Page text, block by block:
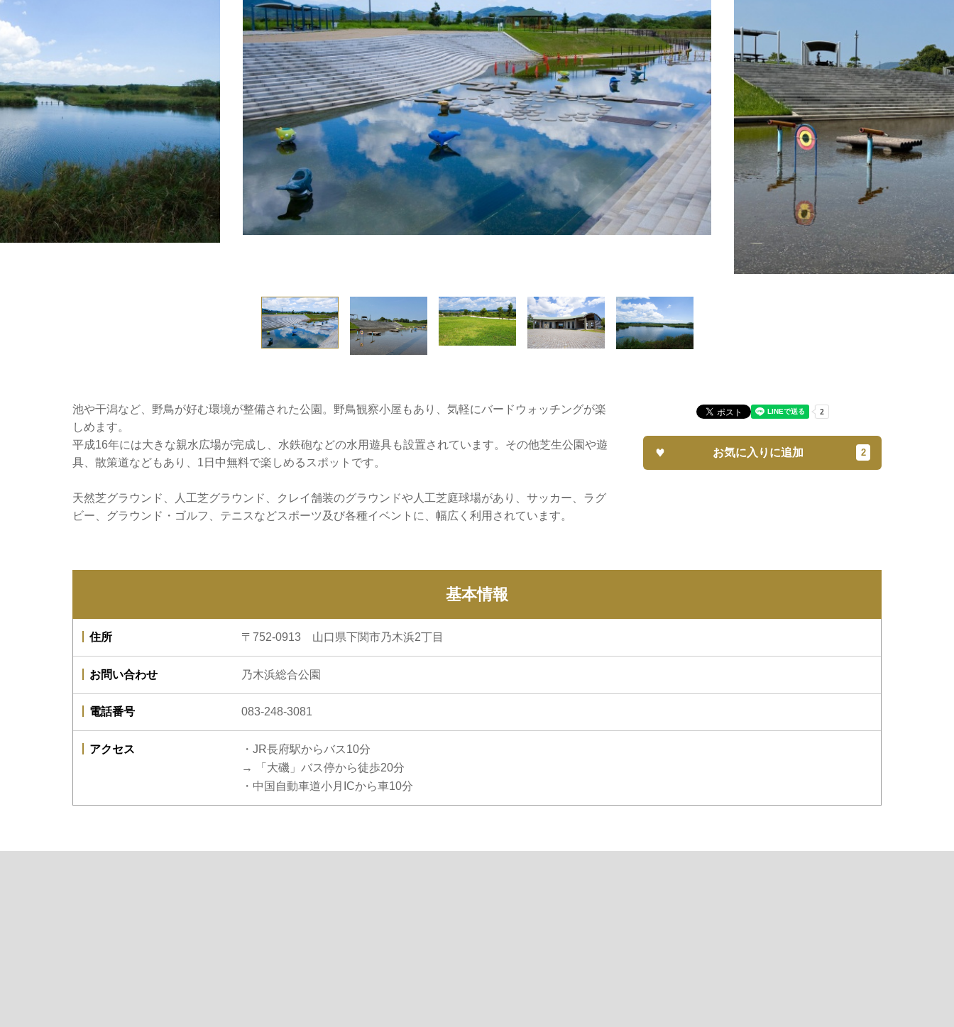
池や干潟など、野鳥が好む環境が整備された公園。野鳥観察小屋もあり、気軽にバードウォッチングが楽
しめます。
平成16年には大きな親水広場が完成し、水鉄砲などの水用遊具も設置されています。その他芝生公園や遊
具、散策道などもあり、1日中無料で楽しめるスポットです。
天然芝グラウンド、人工芝グラウンド、クレイ舗装のグラウンドや人工芝庭球場があり、サッカー、ラグ
ビー、グラウンド・ゴルフ、テニスなどスポーツ及び各種イベントに、幅広く利用されています。
お気に入りに追加
基本情報
住所 〒752-0913 山口県下関市乃木浜2丁目
お問い合わせ 乃木浜総合公園
電話番号 083-248-3081
アクセス
・JR長府駅からバス10分
→ 「大磯」バス停から徒歩20分
・中国自動車道小月ICから車10分